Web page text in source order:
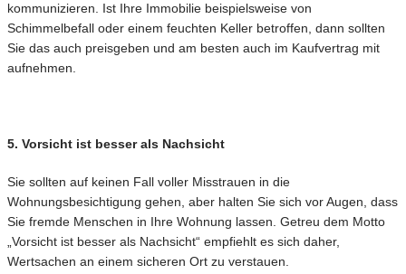
kommunizieren. Ist Ihre Immobilie beispielsweise von
Schimmelbefall oder einem feuchten Keller betroffen, dann sollten
Sie das auch preisgeben und am besten auch im Kaufvertrag mit
aufnehmen.
5. Vorsicht ist besser als Nachsicht
Sie sollten auf keinen Fall voller Misstrauen in die
Wohnungsbesichtigung gehen, aber halten Sie sich vor Augen, dass
Sie fremde Menschen in Ihre Wohnung lassen. Getreu dem Motto
„Vorsicht ist besser als Nachsicht“ empfiehlt es sich daher,
Wertsachen an einem sicheren Ort zu verstauen.